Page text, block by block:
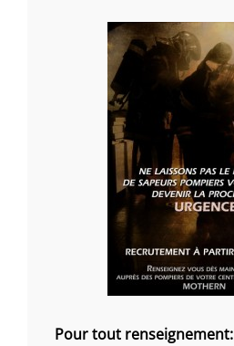
Pour tout renseignement: